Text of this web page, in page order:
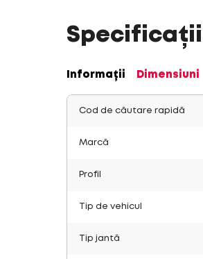
Specificații
Informații Dimensiuni
Cod de căutare rapidă
Marcă
Profil
Tip de vehicul
Tip jantă